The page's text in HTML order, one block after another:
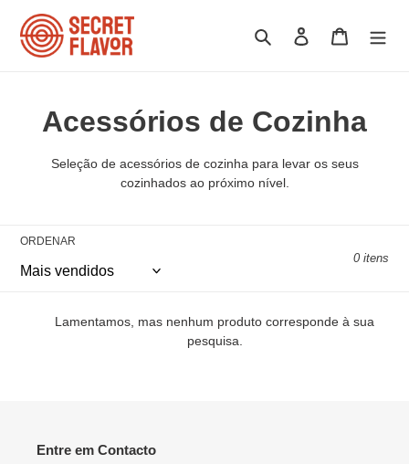
para
PesquisarIniciar sessão
Carrinho
C
o
ç
o
Acessórios de Cozinha
Seleção de acessórios de cozinha para levar os seus
cozinhados ao próximo nível.
ORDENAR
0 itens
Lamentamos, mas nenhum produto corresponde à sua
pesquisa.
Entre em Contacto